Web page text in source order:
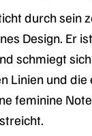
durch sein
Design. Er
schmiegt
Linien und
feminine